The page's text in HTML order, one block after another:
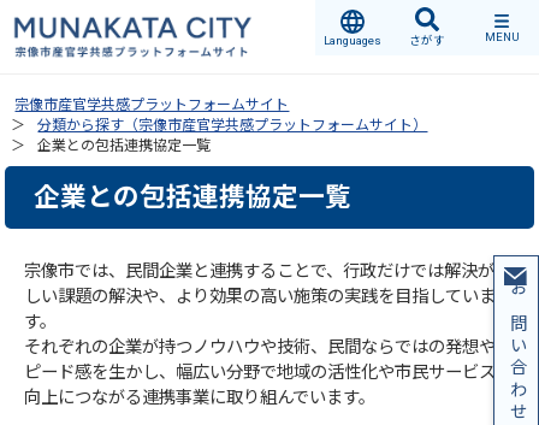
Languages さがす MENU
お問い合わせ
宗像市産官学共感プラットフォームサイト
分類から探す（宗像市産官学共感プラットフォームサイト）
企業との包括連携協定一覧
企業との包括連携協定一覧
宗像市では、民間企業と連携することで、行政だけでは解決が難
しい課題の解決や、より効果の高い施策の実践を目指していま
す。
それぞれの企業が持つノウハウや技術、民間ならではの発想やス
ピード感を生かし、幅広い分野で地域の活性化や市民サービスの
向上につながる連携事業に取り組んでいます。